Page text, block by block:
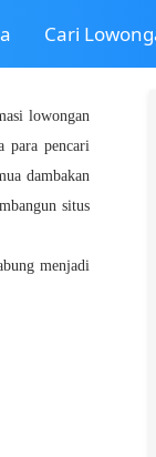
Cari
lowongan
para pencari
dambakan
situs
menjadi